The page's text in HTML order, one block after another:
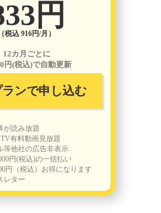
円
（税込 916円/月）
12カ月ごとに
円(税込)で自動更新
ンで申し込む
が読み放題
TV有料動画見放題
等他社の広告非表示
円(税込)の一括払い
円（税込）お得になります
レター